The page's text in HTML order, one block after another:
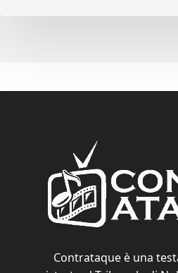
Contrataque è una